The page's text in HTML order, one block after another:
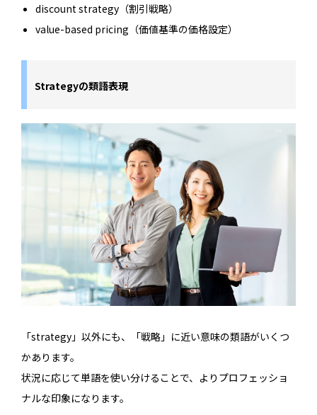
discount strategy（割引戦略）
value-based pricing（価値基準の価格設定）
Strategyの類語表現
「strategy」以外にも、「戦略」に近い意味の類語がいくつ
かあります。
状況に応じて単語を使い分けることで、よりプロフェッショ
ナルな印象になります。